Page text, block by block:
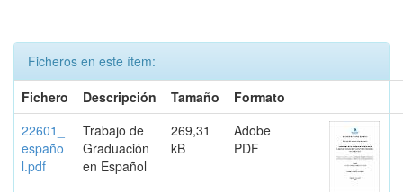
Ficheros en este ítem:
Fichero
Descripción Tamaño
Formato
22601_
españo
l.pdf
Trabajo de
Graduación
en Español
269,31
kB
Adobe
PDF